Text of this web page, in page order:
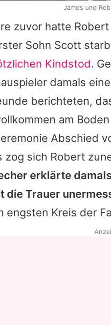
zuvor hatte Robert
Sohn Scott
Kindstod.
damals
berichteten,
am
Abschied
zog sich Robert
erklärte
die Trauer
engsten Kreis der
James und